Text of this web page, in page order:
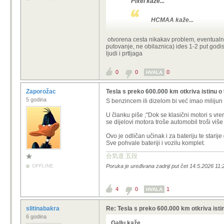
HCMAA kaže...
Kant kaže...
Koliko
ima još dva oglasa
Prodajem mali
54000km, registriran
160000km.Stvarni
stariji modeli imaju
punjenje opravdava
jednostavno..onog
300 km je realni domet za 43.2
otvorena cesta nikakav problem,
putovanje, ne obilaznica) ides 1-2 put
ljudi i prtljaga
0 0 HVALA 0
Zaporožac
5 godina
OFFLINE
Tesla s preko 600.000 km otkriva istinu o
S benzincem ili dizelom bi već imao
U članku piše ;"Dok se klasični motori s
se dijelovi motora troše automobil troši
Ovo je odličan učinak i za bateriju te starije
Sve pohvale bateriji i vozilu komplet.
合気道 五段
Poruka je uređivana zadnji put čet 14.5.2026
4 0 HVALA 1
slitinabakra
6 godina
Re: Tesla s preko 600.000 km otkriva